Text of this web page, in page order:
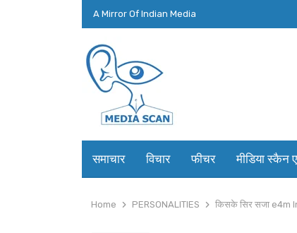
A Mirror Of Indian Media
समाचार विचार फीचर मीडिया स्कैन
Home PERSONALITIES किसके सिर सजा e4m